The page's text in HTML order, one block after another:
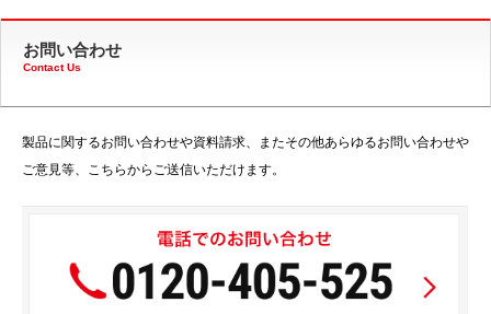
お問い合わせ
Contact Us
製品に関するお問い合わせや資料請求、またその他あらゆるお問い合わせや
ご意見等、こちらからご送信いただけます。